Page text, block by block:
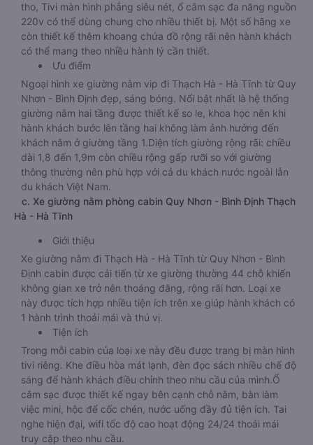
tho, Tivi màn hình phẳng siêu nét, ổ cắm sạc đa năng nguồn
220v có thể dùng chung cho nhiều thiết bị. Một số hãng xe
còn thiết kế thêm khoang chứa đồ rộng rãi nên hành khách
có thể mang theo nhiều hành lý cần thiết.
Ưu điểm
Ngoại hình xe giường nằm vip đi Thạch Hà - Hà Tĩnh từ Quy
Nhơn - Bình Định đẹp, sáng bóng. Nổi bật nhất là hệ thống
giường nằm hai tầng được thiết kế so le, khoa học nên khi
hành khách bước lên tầng hai không làm ảnh hưởng đến
khách nằm ở giường tầng 1.Diện tích giường rộng rãi: chiều
dài 1,8 đến 1,9m còn chiều rộng gấp rưỡi so với giường
thông thường nên phù hợp với cả du khách nước ngoài lẫn
du khách Việt Nam.
c. Xe giường nằm phòng cabin Quy Nhơn - Bình Định Thạch
Hà - Hà Tĩnh
Giới thiệu
Xe giường nằm đi Thạch Hà - Hà Tĩnh từ Quy Nhơn - Bình
Định cabin được cải tiến từ xe giường thường 44 chỗ khiến
không gian xe trở nên thoáng đãng, rộng rãi hơn. Loại xe
này được tích hợp nhiều tiện ích trên xe giúp hành khách có
1 hành trình thoải mái và thú vị.
Tiện ích
Trong mỗi cabin của loại xe này đều được trang bị màn hình
tivi riêng. Khe điều hòa mát lạnh, đèn đọc sách nhiều chế độ
sáng để hành khách điều chỉnh theo nhu cầu của mình.Ổ
cắm sạc được thiết kế ngay bên cạnh chỗ nằm, bàn làm
việc mini, hộc để cốc chén, nước uống đầy đủ tiện ích. Tai
nghe hiện đại, wifi tốc độ cao hoạt động 24/24 thoải mái
truy cập theo nhu cầu.